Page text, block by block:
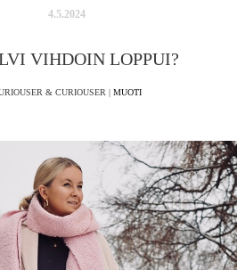
4.5.2024
VIHDOIN LOPPUI?
& CURIOUSER | MUOTI